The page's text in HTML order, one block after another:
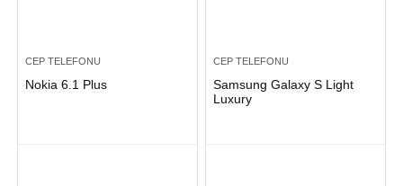
CEP TELEFONU
Nokia 6.1 Plus
CEP TELEFONU
Samsung Galaxy S Light
Luxury